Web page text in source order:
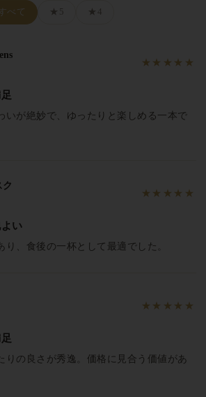
すべて ★5 ★4
★ ★ ★ ★ ★
いが絶妙で、ゆったりと楽しめる一本で
★ ★ ★ ★ ★
い
り、食後の一杯として最適でした。
★ ★ ★ ★ ★
りの良さが秀逸。価格に見合う価値があ